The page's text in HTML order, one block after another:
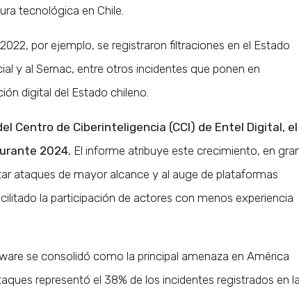
tecnológica en Chile.
por ejemplo, se registraron filtraciones en el Estado
y al Sernac, entre otros incidentes que ponen en
digital del Estado chileno.
Centro de Ciberinteligencia (CCI) de Entel Digital, el
2024. El informe atribuye este crecimiento, en
ataques de mayor alcance y al auge de plataformas
la participación de actores con menos experiencia
se consolidó como la principal amenaza en América
representó el 38% de los incidentes registrados en la